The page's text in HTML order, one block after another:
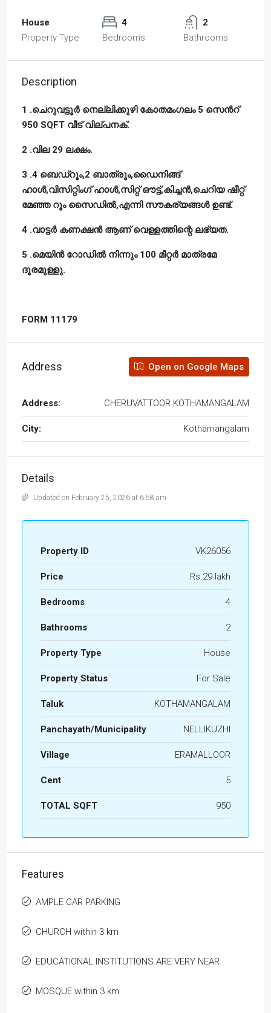
House
Property Type
4
Bedrooms
2
Bathrooms
Description
1 .ചെറുവട്ടൂർ നെല്ലിക്കുഴി കോതമംഗലം 5 സെൻറ്
950 SQFT വീട് വില്പനക്.
2 .വില 29 ലക്ഷം.
3 .4 ബെഡ്‌റൂം,2 ബാത്രൂം,ഡൈനിങ്ങ്
ഹാൾ,വിസിറ്റിംഗ് ഹാൾ,സിറ്റ് ഔട്ട്,കിച്ചൻ,ചെറിയ ഷീറ്റ്
മേഞ്ഞ റൂം സൈഡിൽ,എന്നി സൗകര്യങ്ങൾ ഉണ്ട്.
4 .വാട്ടർ കണക്ഷൻ ആണ് വെള്ളത്തിന്റെ ലഭ്യത.
5 .മെയിൻ റോഡിൽ നിന്നും 100 മീറ്റർ മാത്രമേ
ദൂരമുള്ളു.
FORM 11179
Address Open on Google Maps
Address: CHERUVATTOOR KOTHAMANGALAM
City: Kothamangalam
Details
Updated on February 25, 2026 at 6:58 am
Property ID VK26056
Price Rs.29 lakh
Bedrooms 4
Bathrooms 2
Property Type House
Property Status For Sale
Taluk KOTHAMANGALAM
Panchayath/Municipality NELLIKUZHI
Village ERAMALLOOR
Cent 5
TOTAL SQFT 950
Features
AMPLE CAR PARKING
CHURCH within 3 km
EDUCATIONAL INSTITUTIONS ARE VERY NEAR
MOSQUE within 3 km